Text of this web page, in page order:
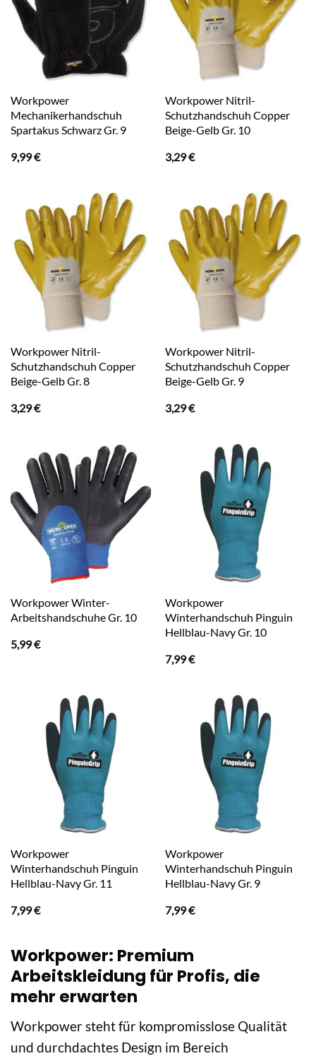
Workpower
Mechanikerhandschuh
Spartakus Schwarz Gr. 9
9,99€
Workpower Nitril-
Schutzhandschuh Copper
Beige-Gelb Gr. 10
3,29€
Workpower Nitril-
Schutzhandschuh Copper
Beige-Gelb Gr. 8
3,29€
Workpower Nitril-
Schutzhandschuh Copper
Beige-Gelb Gr. 9
3,29€
Workpower Winter-
Arbeitshandschuhe Gr. 10
5,99€
Workpower
Winterhandschuh Pinguin
Hellblau-Navy Gr. 10
7,99€
Workpower
Winterhandschuh Pinguin
Hellblau-Navy Gr. 11
7,99€
Workpower
Winterhandschuh Pinguin
Hellblau-Navy Gr. 9
7,99€
Workpower: Premium
Arbeitskleidung für Profis, die
mehr erwarten
Workpower steht für kompromisslose Qualität
und durchdachtes Design im Bereich